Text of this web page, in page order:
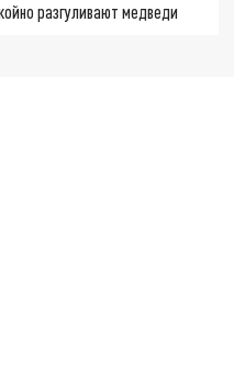
разгуливают медведи